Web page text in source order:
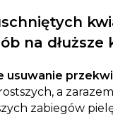
na dłuższe
usuwanie
a zarazem
zabiegów